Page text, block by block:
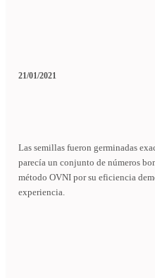
21/01/2021
Las semillas fueron germinadas
parecía un conjunto de números
método OVNI por su eficiencia
experiencia.